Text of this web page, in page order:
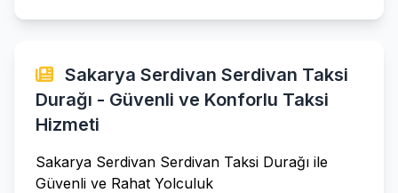
Sakarya Serdivan Serdivan Taksi
Durağı - Güvenli ve Konforlu Taksi
Hizmeti
Sakarya Serdivan Serdivan Taksi Durağı ile
Güvenli ve Rahat Yolculuk